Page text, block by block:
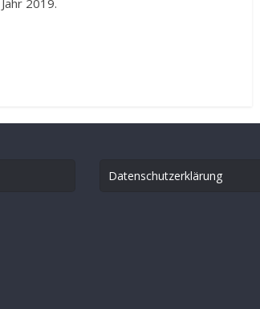
2019.
Datenschutzerklärung